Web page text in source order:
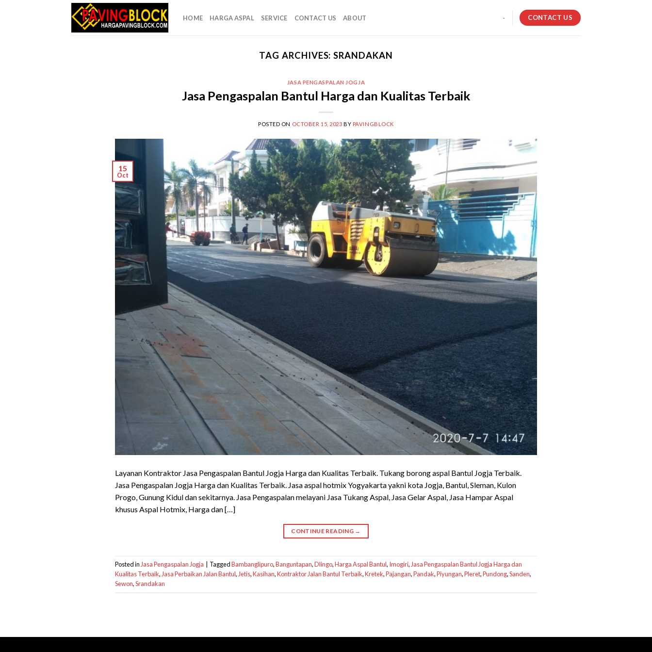
HOME HARGA ASPAL SERVICE CONTACT US ABOUT - CONTACT US
TAG ARCHIVES:SRANDAKAN
JASA PENGASPALAN JOGJA
Jasa Pengaspalan Bantul Harga dan Kualitas Terbaik
POSTED ON OCTOBER 15, 2023 BY PAVINGBLOCK
15
Oct
Layanan Kontraktor Jasa Pengaspalan Bantul Jogja Harga dan Kualitas Terbaik. Tukang borong aspal Bantul Jogja Terbaik.
Jasa Pengaspalan Jogja Harga dan Kualitas Terbaik. Jasa aspal hotmix Yogyakarta yakni kota Jogja, Bantul, Sleman, Kulon
Progo, Gunung Kidul dan sekitarnya. Jasa Pengaspalan melayani Jasa Tukang Aspal, Jasa Gelar Aspal, Jasa Hampar Aspal
khusus Aspal Hotmix, Harga dan […]
CONTINUE READING →
Posted inJasa Pengaspalan Jogja TaggedBambanglipuro,Banguntapan,Dlingo,Harga Aspal Bantul, Imogiri,Jasa Pengaspalan Bantul Jogja Harga dan
Kualitas Terbaik,Jasa Perbaikan Jalan Bantul,Jetis,Kasihan,Kontraktor Jalan Bantul Terbaik,Kretek,Pajangan,Pandak,Piyungan,Pleret,Pundong,Sanden,
Sewon,Srandakan